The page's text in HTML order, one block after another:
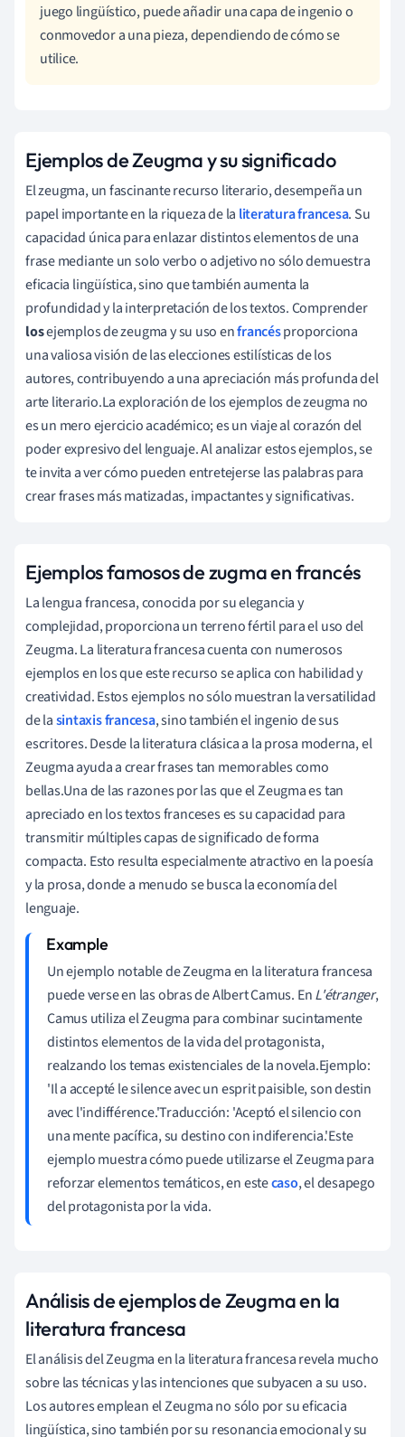
juego lingüístico, puede añadir una capa de ingenio o
conmovedor a una pieza, dependiendo de cómo se
utilice.
Ejemplos de Zeugma y su significado
El zeugma, un fascinante recurso literario, desempeña un
papel importante en la riqueza de la literatura francesa. Su
capacidad única para enlazar distintos elementos de una
frase mediante un solo verbo o adjetivo no sólo demuestra
eficacia lingüística, sino que también aumenta la
profundidad y la interpretación de los textos. Comprender
losejemplos de zeugma y su uso enfrancésproporciona
una valiosa visión de las elecciones estilísticas de los
autores, contribuyendo a una apreciación más profunda del
arte literario.La exploración de los ejemplos de zeugma no
es un mero ejercicio académico; es un viaje al corazón del
poder expresivo del lenguaje. Al analizar estos ejemplos, se
te invita a ver cómo pueden entretejerse las palabras para
crear frases más matizadas, impactantes y significativas.
Ejemplos famosos de zugma en francés
La lengua francesa, conocida por su elegancia y
complejidad, proporciona un terreno fértil para el uso del
Zeugma. La literatura francesa cuenta con numerosos
ejemplos en los que este recurso se aplica con habilidad y
creatividad. Estos ejemplos no sólo muestran la versatilidad
de lasintaxis francesa, sino también el ingenio de sus
escritores. Desde la literatura clásica a la prosa moderna, el
Zeugma ayuda a crear frases tan memorables como
bellas.Una de las razones por las que el Zeugma es tan
apreciado en los textos franceses es su capacidad para
transmitir múltiples capas de significado de forma
compacta. Esto resulta especialmente atractivo en la poesía
y la prosa, donde a menudo se busca la economía del
lenguaje.
Un ejemplo notable de Zeugma en la literatura francesa
puede verse en las obras de Albert Camus. EnL'étranger,
Camus utiliza el Zeugma para combinar sucintamente
distintos elementos de la vida del protagonista,
realzando los temas existenciales de la novela.Ejemplo:
'Il a accepté le silence avec un esprit paisible, son destin
avec l'indifférence.'Traducción: 'Aceptó el silencio con
una mente pacífica, su destino con indiferencia.'Este
ejemplo muestra cómo puede utilizarse el Zeugma para
reforzar elementos temáticos, en estecaso, el desapego
del protagonista por la vida.
Análisis de ejemplos de Zeugma en la
literatura francesa
El análisis del Zeugma en la literatura francesa revela mucho
sobre las técnicas y las intenciones que subyacen a su uso.
Los autores emplean el Zeugma no sólo por su eficacia
lingüística, sino también por su resonancia emocional y su